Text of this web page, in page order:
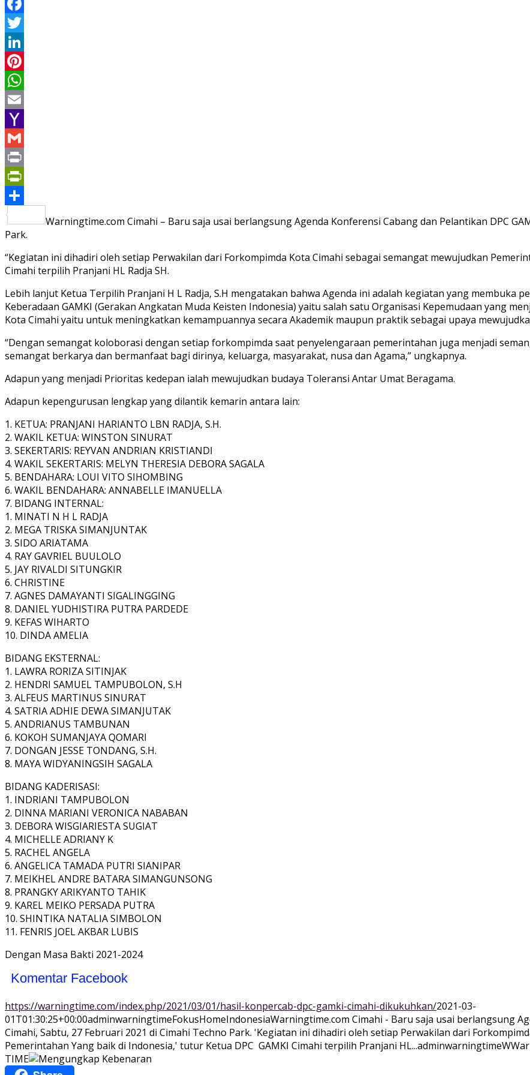
Facebook
Twitter
LinkedIn
Pinterest
WhatsApp
Email
Yahoo
Mail
Gmail
Print
PrintFriendly
Share
Warningtime.com Cimahi – Baru saja usai berlangsung Agenda Konferensi Cabang dan Pelantikan DPC
Park.
“Kegiatan ini dihadiri oleh setiap Perwakilan dari Forkompimda Kota Cimahi sebagai semangat mewujudkan
Cimahi terpilih Pranjani HL Radja SH.
Lebih lanjut Ketua Terpilih Pranjani H L Radja, S.H mengatakan bahwa Agenda ini adalah kegiatan yang membuka
Keberadaan GAMKI (Gerakan Angkatan Muda Keisten Indonesia) yaitu salah satu Organisasi Kepemudaan yang
Kota Cimahi yaitu untuk meningkatkan kemampuannya secara Akademik maupun praktik sebagai upaya
“Dengan semangat koloborasi dengan setiap forkompimda saat penyelengaraan pemerintahan juga menjadi
semangat berkarya dan bermanfaat bagi dirinya, keluarga, masyarakat, nusa dan Agama,” ungkapnya.
Adapun yang menjadi Prioritas kedepan ialah mewujudkan budaya Toleransi Antar Umat Beragama.
Adapun kepengurusan lengkap yang dilantik kemarin antara lain:
1. KETUA​​​: PRANJANI HARIANTO LBN RADJA, S.H.
2. WAKIL KETUA​​: WINSTON SINURAT
3. SEKERTARIS​​: REYVAN ANDRIAN KRISTIANDI
4. WAKIL SEKERTARIS​: MELYN THERESIA DEBORA SAGALA
5. BENDAHARA​​: LOUI VITO SIHOMBING
6. WAKIL BENDAHARA​: ANNABELLE IMANUELLA
7. BIDANG INTERNAL​:
1. MINATI N H L RADJA
2. MEGA TRISKA SIMANJUNTAK
3. SIDO ARIATAMA
4. RAY GAVRIEL BUULOLO
5. JAY RIVALDI SITUNGKIR
6. CHRISTINE
7. AGNES DAMAYANTI SIGALINGGING
8. DANIEL YUDHISTIRA PUTRA PARDEDE
9. KEFAS WIHARTO
10. DINDA AMELIA
BIDANG EKSTERNAL​:
1. LAWRA RORIZA SITINJAK
2. HENDRI SAMUEL TAMPUBOLON, S.H
3. ALFEUS MARTINUS SINURAT​
4. SATRIA ADHIE DEWA SIMANJUTAK
5. ANDRIANUS TAMBUNAN
6. KOKOH SUMANJAYA QOMARI
7. DONGAN JESSE TONDANG, S.H.
8. MAYA WIDYANINGSIH SAGALA
BIDANG KADERISASI​:
1. INDRIANI TAMPUBOLON
2. DINNA MARIANI VERONICA NABABAN
3. DEBORA WISGIARIESTA SUGIAT
4. MICHELLE ADRIANY K
5. RACHEL ANGELA
6. ANGELICA TAMADA PUTRI SIANIPAR
7. MEIKHEL ANDRE BATARA SIMANGUNSONG
8. PRANGKY ARIKYANTO TAHIK
9. KAREL MEIKO PERSADA PUTRA
10. SHINTIKA NATALIA SIMBOLON
11. FENRIS JOEL AKBAR LUBIS
Dengan Masa Bakti 2021-2024
Komentar Facebook
https://warningtime.com/index.php/2021/03/01/hasil-konpercab-dpc-gamki-cimahi-dikukuhkan/2021-03-
01T01:30:25+00:00adminwarningtimeFokusHomeIndonesiaWarningtime.com Cimahi - Baru saja usai berlangsung
Cimahi, Sabtu, 27 Februari 2021 di Cimahi Techno Park. 'Kegiatan ini dihadiri oleh setiap Perwakilan dari
Pemerintahan Yang baik di Indonesia,' tutur Ketua DPC GAMKI Cimahi terpilih Pranjani HL...adminwarningtime
TIME